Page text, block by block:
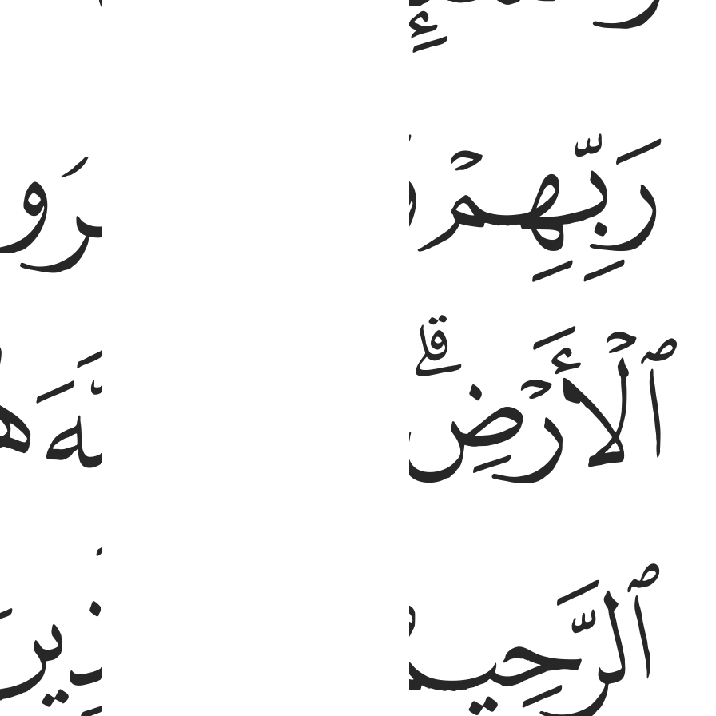
ﱥ
الارض الا ان الله هو الغفور الرحيم ٥ والذين اتخذوا
ٱلْأَرْضِ ۗ أَلَآ إِنَّ ٱللَّهَ هُوَ ٱلْغَفُورُ ٱلرَّحِيمُ ٥ وَٱلَّذِينَ ٱتَّخَذُوا۟
ﱩﱪ ﱭ
ﱰ